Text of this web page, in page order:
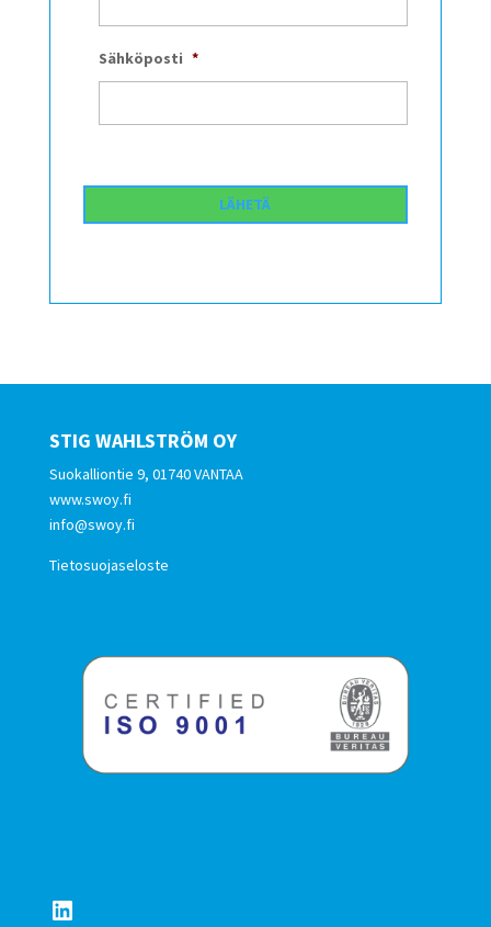
Sähköposti *
STIG WAHLSTRÖM OY
Suokalliontie 9, 01740 VANTAA
www.swoy.fi
info@swoy.fi
Tietosuojaseloste
LinkedIn